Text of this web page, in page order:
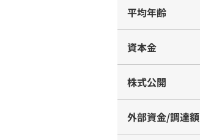
平均年齢
資本金
株式公開
外部資金/調達額